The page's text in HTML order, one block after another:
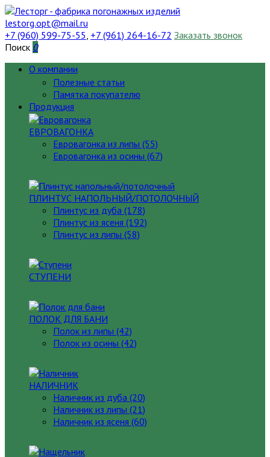
lestorg.opt@mail.ru
+7 (960) 599-75-55, +7 (961) 264-16-72 Заказать звонок
Поиск 0
О компании
Полезные статьи
Памятка покупателю
Продукция
ЕВРОВАГОНКА
Евровагонка из липы (55)
Евровагонка из осины (67)
ПЛИНТУС НАПОЛЬНЫЙ/ПОТОЛОЧНЫЙ
Плинтус из дуба (178)
Плинтус из ясеня (192)
Плинтус из липы (58)
СТУПЕНИ
ПОЛОК ДЛЯ БАНИ
Полок из липы (42)
Полок из осины (42)
НАЛИЧНИК
Наличник из дуба (20)
Наличник из липы (21)
Наличник из ясеня (60)